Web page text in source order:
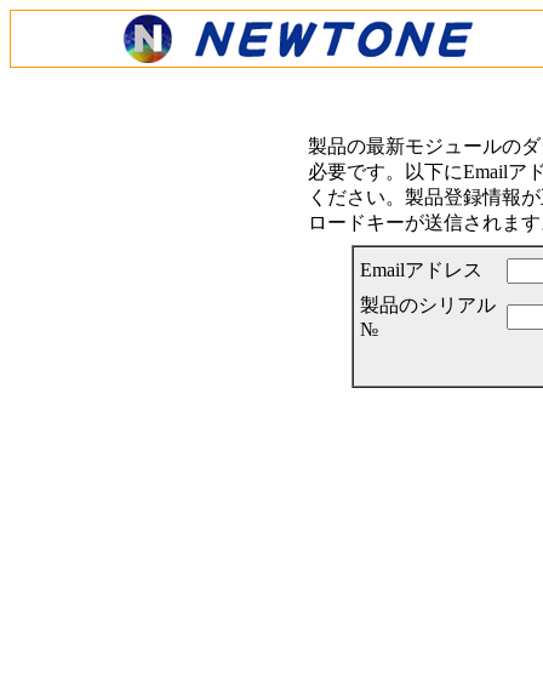
製品の最新モジュールの
必要です。以下にEmailア
ください。製品登録情報
ロードキーが送信されま
Emailアドレス
製品のシリアル
№